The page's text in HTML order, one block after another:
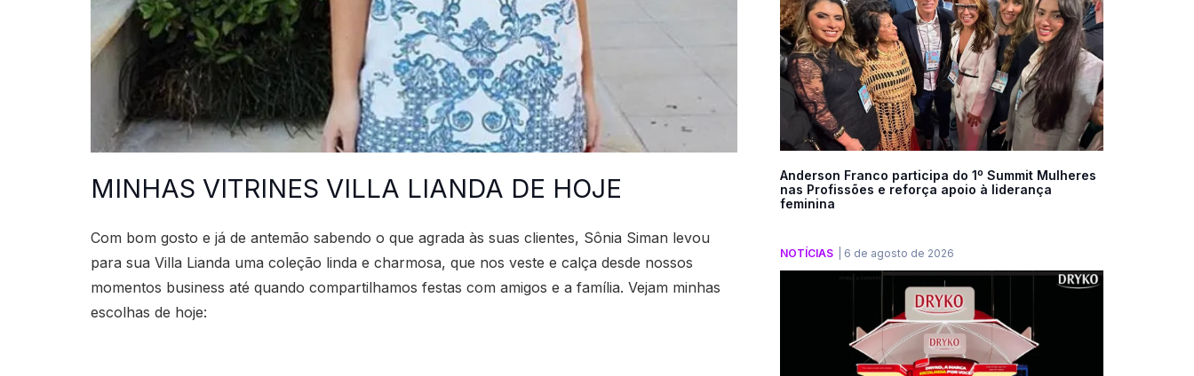
MINHAS VITRINES VILLA LIANDA DE HOJE
Com bom gosto e já de antemão sabendo o que agrada às suas clientes, Sônia Siman levou
para sua Villa Lianda uma coleção linda e charmosa, que nos veste e calça desde nossos
momentos business até quando compartilhamos festas com amigos e a família. Vejam minhas
escolhas de hoje:
Anderson Franco participa do 1º Summit Mulheres
nas Profissões e reforça apoio à liderança
feminina
NOTÍCIAS 6 de agosto de 2026